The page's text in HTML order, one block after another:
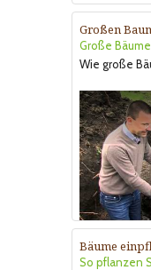
Großen
Große
Wie große
Bäume
So pflanzen